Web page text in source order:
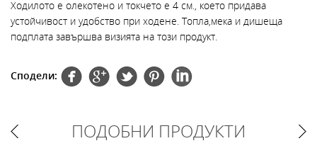
Ходилото е олекотено и токчето е 4 см., което придава
устойчивост и удобство при ходене. Топла,мека и дишеща
подплата завършва визията на този продукт.
Сподели:
ПОДОБНИ ПРОДУКТИ